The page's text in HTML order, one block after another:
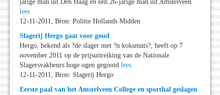
jarige man uit Den Haag en een 26-jarige man uit Amstelveen
lees
12-11-2011, Bron: Politie Hollands Midden
Slagerij Hergo gaat voor goud
Hergo, bekend als ?de slager met ?n koksmuts?, heeft op 7
november 2011 op de prijsuitreiking van de Nationale
Slagersvakbeurs hoge ogen gegooid lees
12-11-2011, Bron: Slagerij Hergo
Eerste paal van het Amstelveen College en sporthal geslagen